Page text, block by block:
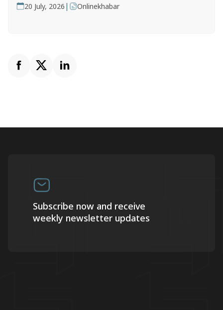
20 July, 2026 | Onlinekhabar
Subscribe now and receive
weekly newsletter updates